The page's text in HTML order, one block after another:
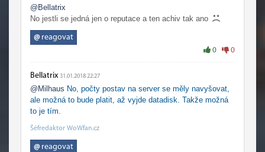
@Bellatrix
No jestli se jedná jen o reputace a ten achiv tak ano
@reagovat
0 0
Bellatrix 31.01.2018 22:27
@Milhaus No, počty postav na server se měly navyšovat,
ale možná to bude platit, až vyjde datadisk. Takže možná
to je tím.
Šéfredaktor WoWfan.cz
@reagovat